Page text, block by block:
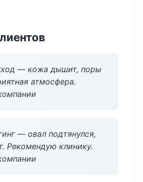
— кожа дышит, поры
атмосфера.
— овал подтянулся,
Рекомендую клинику.